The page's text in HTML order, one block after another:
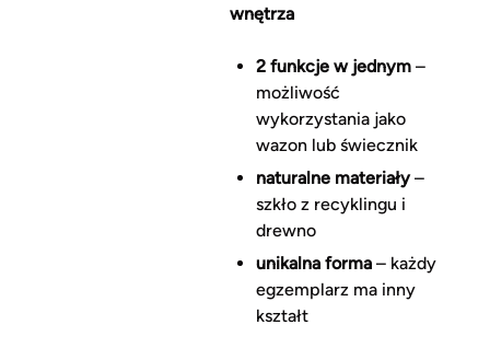
wnętrza
2 funkcje w jednym–
możliwość
wykorzystania jako
wazon lub świecznik
naturalne materiały–
szkło z recyklingu i
drewno
unikalna forma– każdy
egzemplarz ma inny
kształt